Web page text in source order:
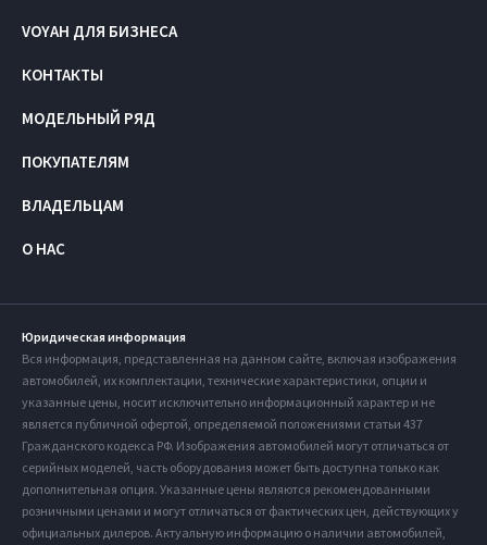
VOYAH ДЛЯ БИЗНЕСА
КОНТАКТЫ
МОДЕЛЬНЫЙ РЯД
ПОКУПАТЕЛЯМ
ВЛАДЕЛЬЦАМ
О НАС
Юридическая информация
Вся информация, представленная на данном сайте, включая изображения
автомобилей, их комплектации, технические характеристики, опции и
указанные цены, носит исключительно информационный характер и не
является публичной офертой, определяемой положениями статьи 437
Гражданского кодекса РФ. Изображения автомобилей могут отличаться от
серийных моделей, часть оборудования может быть доступна только как
дополнительная опция. Указанные цены являются рекомендованными
розничными ценами и могут отличаться от фактических цен, действующих у
официальных дилеров. Актуальную информацию о наличии автомобилей,